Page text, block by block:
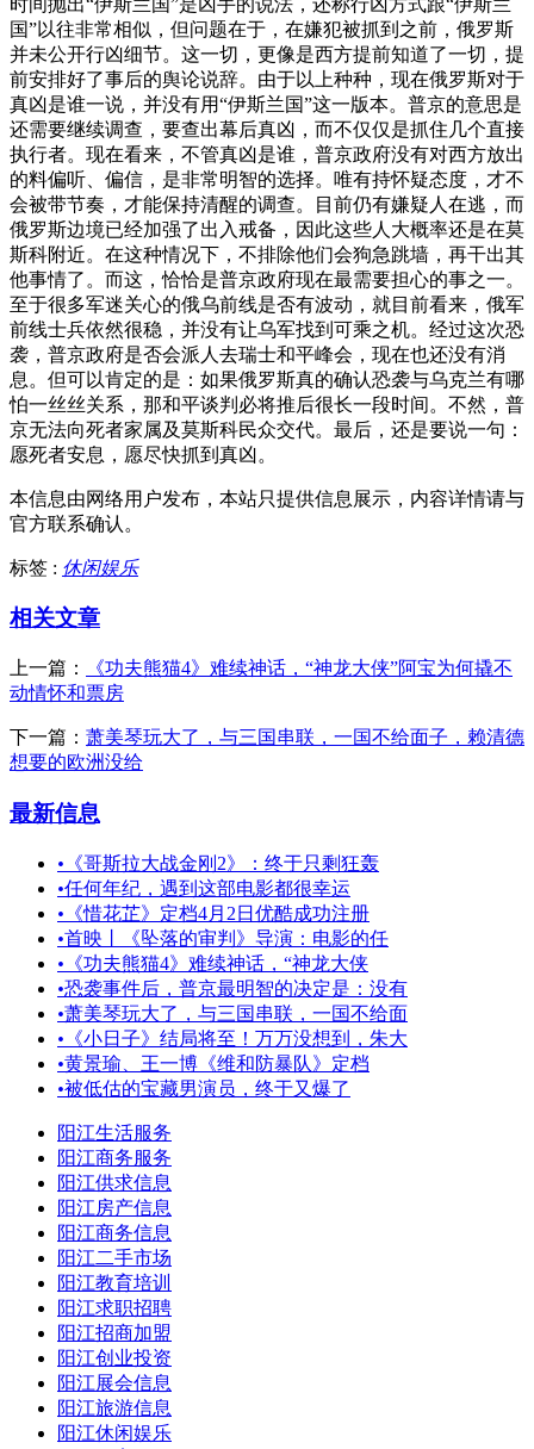
国”以往非常相似，但问题在于，在嫌犯被抓到之前，俄罗斯
并未公开行凶细节。这一切，更像是西方提前知道了一切，提
前安排好了事后的舆论说辞。由于以上种种，现在俄罗斯对于
真凶是谁一说，并没有用“伊斯兰国”这一版本。普京的意思是
还需要继续调查，要查出幕后真凶，而不仅仅是抓住几个直接
执行者。现在看来，不管真凶是谁，普京政府没有对西方放出
的料偏听、偏信，是非常明智的选择。唯有持怀疑态度，才不
会被带节奏，才能保持清醒的调查。目前仍有嫌疑人在逃，而
俄罗斯边境已经加强了出入戒备，因此这些人大概率还是在莫
斯科附近。在这种情况下，不排除他们会狗急跳墙，再干出其
他事情了。而这，恰恰是普京政府现在最需要担心的事之一。
至于很多军迷关心的俄乌前线是否有波动，就目前看来，俄军
前线士兵依然很稳，并没有让乌军找到可乘之机。经过这次恐
袭，普京政府是否会派人去瑞士和平峰会，现在也还没有消
息。但可以肯定的是：如果俄罗斯真的确认恐袭与乌克兰有哪
怕一丝丝关系，那和平谈判必将推后很长一段时间。不然，普
京无法向死者家属及莫斯科民众交代。最后，还是要说一句：
愿死者安息，愿尽快抓到真凶。
本信息由网络用户发布， 本站只提供信息展示，内容详情请与
官方联系确认。
标签 : 休闲娱乐
相关文章
上一篇：
《功夫熊猫4》难续神话，“神龙大侠”阿宝为何撬不
动情怀和票房
下一篇： 萧美琴玩大了，与三国串联，一国不给面子，赖清德
想要的欧洲没给
最新信息
• 《哥斯拉大战金刚2》：终于只剩狂轰
•任何年纪，遇到这部电影都很幸运
• 《惜花芷》定档4月2日优酷成功注册
•首映丨《坠落的审判》导演：电影的任
• 《功夫熊猫4》难续神话，“神龙大侠
•恐袭事件后，普京最明智的决定是：没有
•萧美琴玩大了，与三国串联，一国不给面
• 《小日子》结局将至！万万没想到，朱大
•黄景瑜、王一博《维和防暴队》定档
•被低估的宝藏男演员，终于又爆了
阳江生活服务
阳江商务服务
阳江供求信息
阳江房产信息
阳江商务信息
阳江二手市场
阳江教育培训
阳江求职招聘
阳江招商加盟
阳江创业投资
阳江展会信息
阳江旅游信息
阳江休闲娱乐